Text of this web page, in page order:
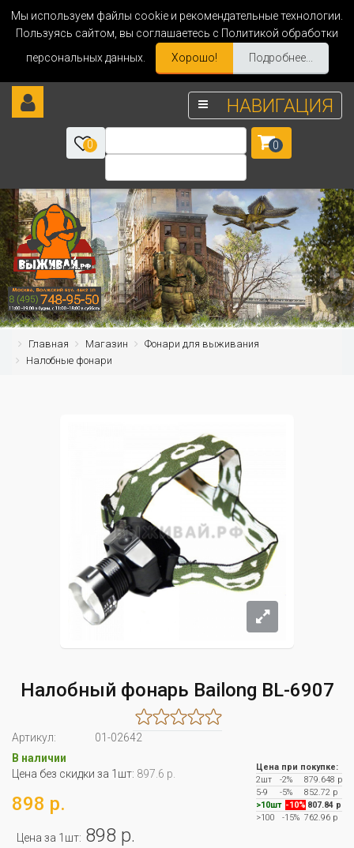
Мы используем файлы cookie и рекомендательные технологии.
Пользуясь сайтом, вы соглашаетесь с Политикой обработки
персональных данных.
Хорошо! Подробнее...
НАВИГАЦИЯ
0 0
Главная Магазин
Фонари для выживания
Налобные фонари
Налобный фонарь Bailong BL-6907
Артикул:
01-02642
В наличии
Цена без скидки за 1шт: 897.6 р.
898 р.
Цена за 1шт: 898 р.
Цена при покупке:
2шт
-2%
879.648 р
5-9
-5%
852.72 р
>10шт -10% 807.84 р
>100
-15% 762.96 р